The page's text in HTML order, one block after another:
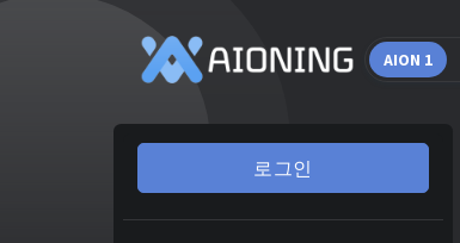
AION 1
로그인